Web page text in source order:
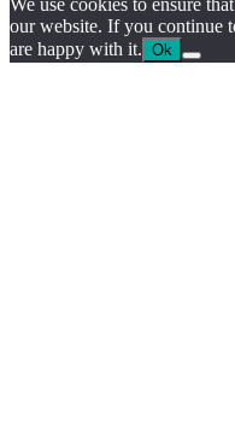
We use cookies to ensure
our website. If you continue
are happy with it. Ok